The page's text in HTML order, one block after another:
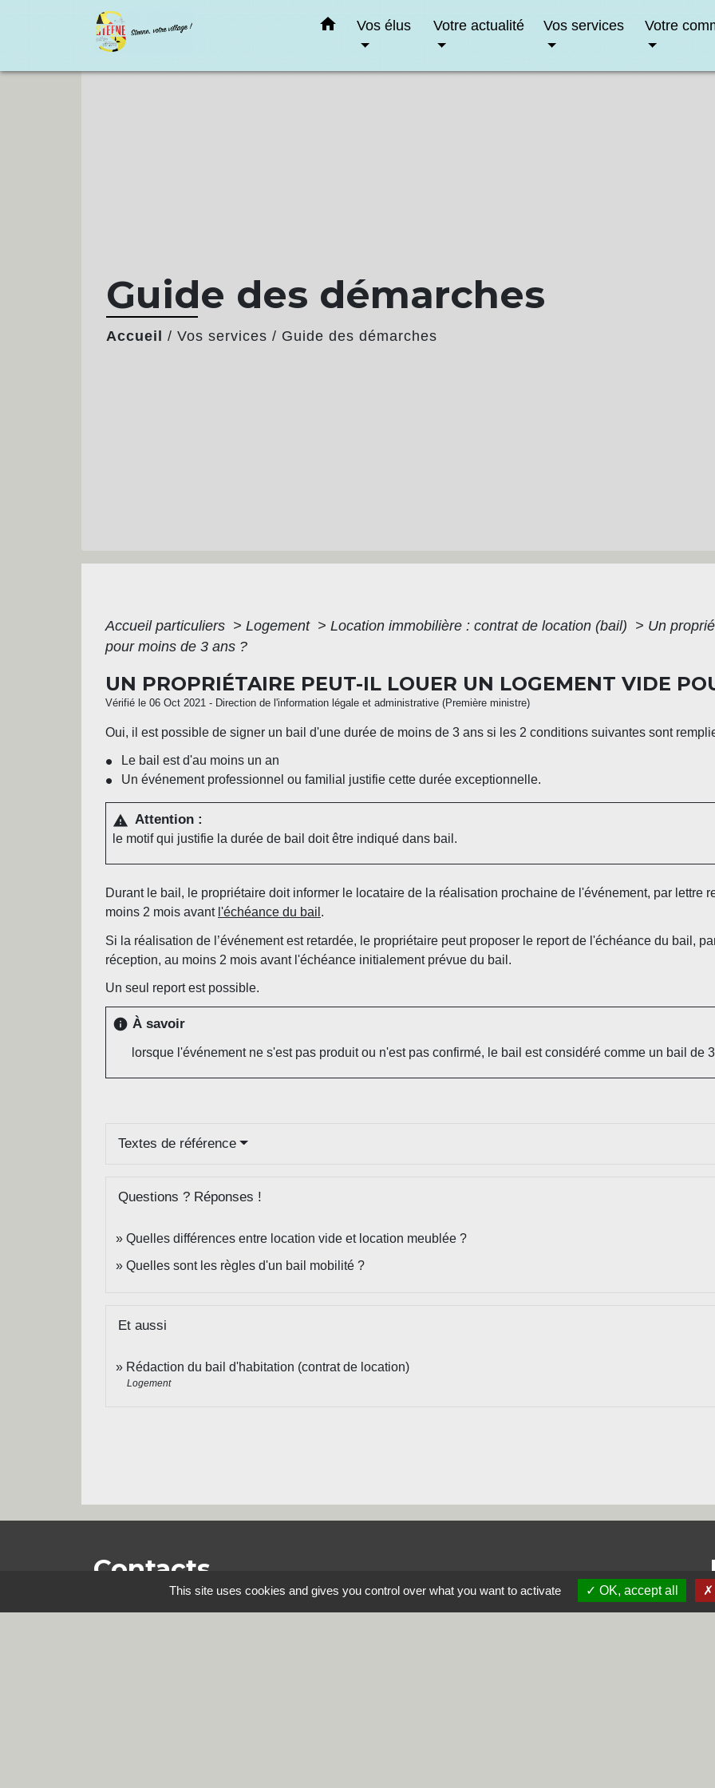
home Vos élus Votre actualité Vos services Votre
Guide des démarches
Accueil / Vos services / Guide des démarches
Accueil particuliers > Logement > Location immobilière : contrat de location (bail) > Un
pour moins de 3 ans ?
UN PROPRIÉTAIRE PEUT-IL LOUER UN LOGEMENT VIDE
Vérifié le 06 Oct 2021 - Direction de l'information légale et administrative (Première ministre)
Oui, il est possible de signer un bail d'une durée de moins de 3 ans si les 2 conditions suivantes sont
Le bail est d'au moins un an
Un événement professionnel ou familial justifie cette durée exceptionnelle.
warning Attention :
le motif qui justifie la durée de bail doit être indiqué dans bail.
Durant le bail, le propriétaire doit informer le locataire de la réalisation prochaine de l'événement, par lettre
moins 2 mois avant l'échéance du bail .
Si la réalisation de l’événement est retardée, le propriétaire peut proposer le report de l'échéance du bail,
réception, au moins 2 mois avant l'échéance initialement prévue du bail.
Un seul report est possible.
info À savoir
lorsque l'événement ne s'est pas produit ou n'est pas confirmé, le bail est considéré comme un bail de
Textes de référence
Questions ? Réponses !
Quelles différences entre location vide et location meublée ?
Quelles sont les règles d'un bail mobilité ?
Et aussi
Rédaction du bail d'habitation (contrat de location)
Logement
Contacts
This site uses cookies and gives you control over what you want to activate OK, accept all